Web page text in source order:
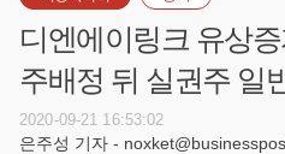
디엔에이링크 유상
주배정 뒤 실권주 일
2020-09-21 16:53:02
은주성 기자 -